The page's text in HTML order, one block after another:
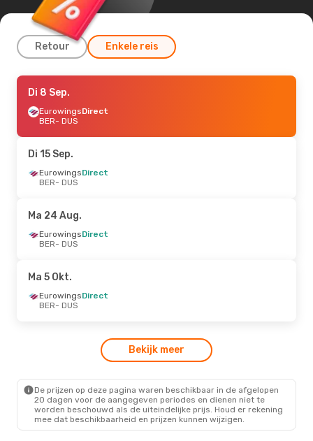
Retour Enkele reis
Do 27 Aug.
EurowingsDirect
BER- DUS
DUS- BER
Vr 11 Sep.- Zo 13 Sep.
Eurowings
DUS - BER
Di 8 Sep.
EurowingsDirect
BER- DUS
Di 15 Sep.
EurowingsDirect
BER- DUS
Ma 24 Aug.
EurowingsDirect
BER- DUS
Ma 5 Okt.
EurowingsDirect
BER- DUS
Bekijk meer
De prijzen op deze pagina waren beschikbaar in de afgelopen
20 dagen voor de aangegeven periodes en dienen niet te
worden beschouwd als de uiteindelijke prijs. Houd er rekening
mee dat beschikbaarheid en prijzen kunnen wijzigen.